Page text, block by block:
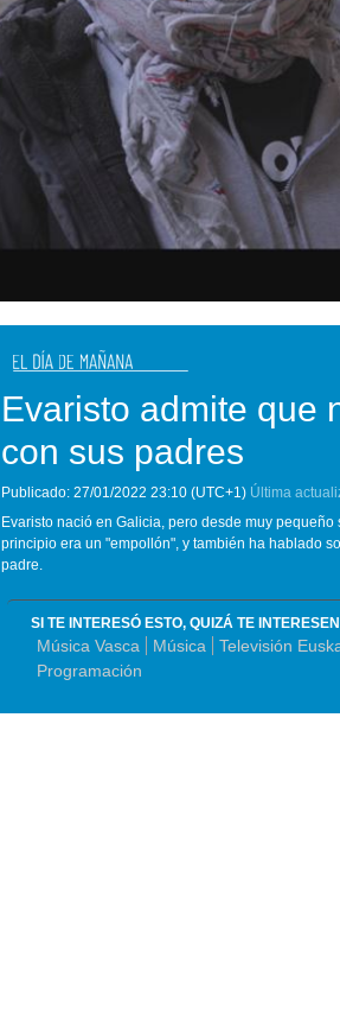
Evaristo admite que
con sus padres
Publicado: 27/01/2022 23:10 (UTC+1) Última
Evaristo nació en Galicia, pero desde muy
principio era un "empollón", y también ha hablado
padre.
SI TE INTERESÓ ESTO, QUIZÁ TE
Música Vasca Música Televisión
Programación